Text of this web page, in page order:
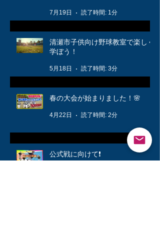
7月19日 読了時間: 1分
清瀬市子供向け野球教室で楽しく
学ぼう！
5月18日 読了時間: 3分
春の大会が始まりました！🌸
4月22日 読了時間: 2分
公式戦に向けて❗️